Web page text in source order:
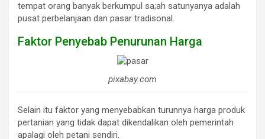
tempat orang banyak berkumpul sa;ah satunyanya adalah
pusat perbelanjaan dan pasar tradisonal.
Faktor Penyebab Penurunan Harga
pixabay.com
Selain itu faktor yang menyebabkan turunnya harga produk
pertanian yang tidak dapat dikendalikan oleh pemerintah
apalagi oleh petani sendiri.